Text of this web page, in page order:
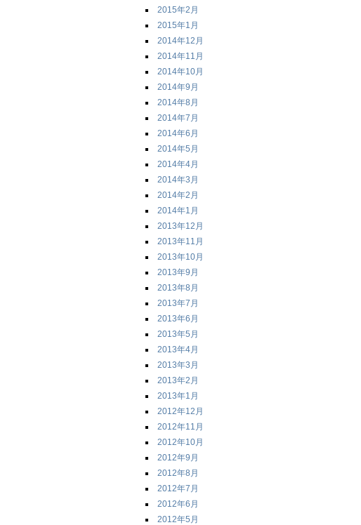
2015年2月
2015年1月
2014年12月
2014年11月
2014年10月
2014年9月
2014年8月
2014年7月
2014年6月
2014年5月
2014年4月
2014年3月
2014年2月
2014年1月
2013年12月
2013年11月
2013年10月
2013年9月
2013年8月
2013年7月
2013年6月
2013年5月
2013年4月
2013年3月
2013年2月
2013年1月
2012年12月
2012年11月
2012年10月
2012年9月
2012年8月
2012年7月
2012年6月
2012年5月